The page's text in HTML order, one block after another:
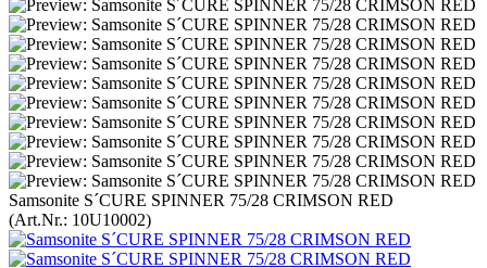
Samsonite S´CURE SPINNER 75/28 CRIMSON RED
(Art.Nr.: 10U10002)